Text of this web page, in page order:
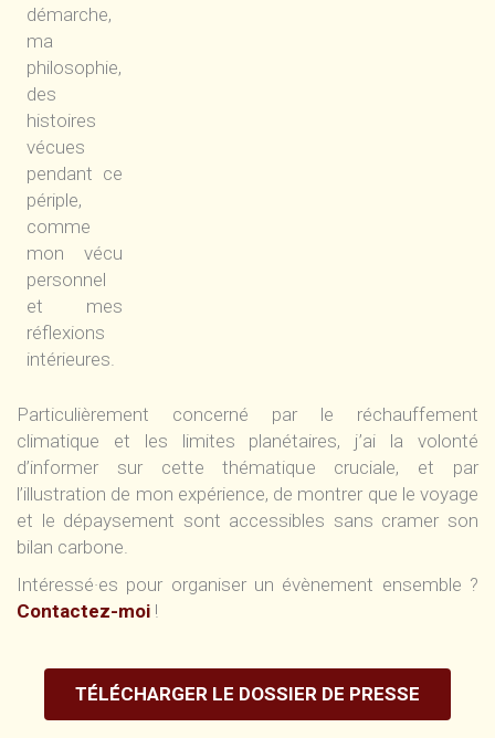
démarche,
ma
philosophie,
des
histoires
vécues
pendant ce
périple,
comme
mon vécu
personnel
et mes
réflexions
intérieures.
Particulièrement concerné par le réchauffement
climatique et les limites planétaires, j’ai la volonté
d’informer sur cette thématique cruciale, et par
l’illustration de mon expérience, de montrer que le voyage
et le dépaysement sont accessibles sans cramer son
bilan carbone.
Intéressé·es pour organiser un évènement ensemble ?
Contactez-moi !
TÉLÉCHARGER LE DOSSIER DE PRESSE